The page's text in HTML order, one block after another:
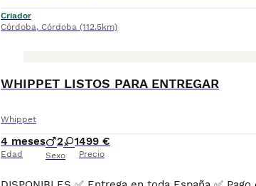
Criador
Córdoba, Córdoba (112.5km)
WHIPPET LISTOS PARA ENTREGAR
Whippet
4 meses
Edad
2 1
Sexo
499 €
Precio